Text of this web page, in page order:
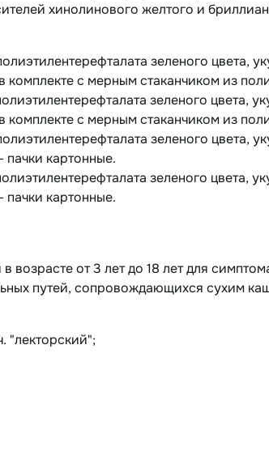
хинолинового желтого и
зеленого цвета,
комплекте с мерным стаканчиком из
зеленого цвета,
комплекте с мерным стаканчиком из
зеленого цвета,
пачки картонные.
зеленого цвета,
пачки картонные.
возрасте от 3 лет до 18 лет для
путей, сопровождающихся сухим
"лекторский";